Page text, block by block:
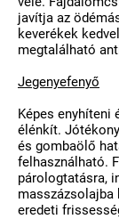
javítja az
keverékek
megtalálható
Jegenyefenyő
Képes enyhíteni
élénkít.
és gombaölő
felhasználható.
párologtatásra,
masszázsolajba
eredeti